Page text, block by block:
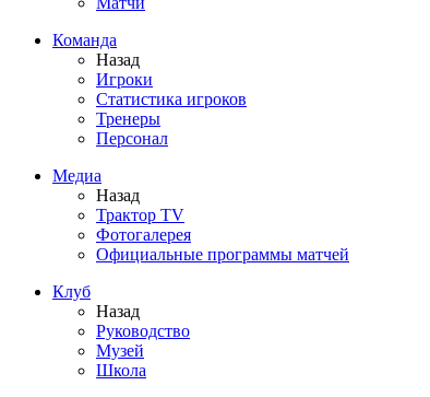
Команда
Назад
Игроки
Статистика игроков
Тренеры
Персонал
Медиа
Назад
Трактор TV
Фотогалерея
Официальные программы матчей
Клуб
Назад
Руководство
Музей
Школа